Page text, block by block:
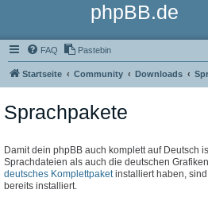
phpBB.de
FAQ Pastebin
Startseite Community Downloads
Sprachpakete
Damit dein phpBB auch komplett auf Deutsch
Sprachdateien als auch die deutschen
deutsches Komplettpaketinstalliert haben,
bereits installiert.